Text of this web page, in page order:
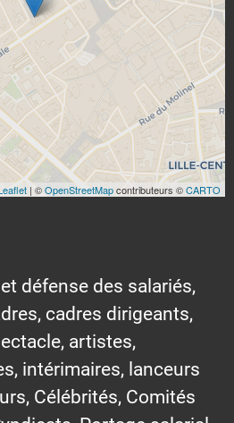
| ©OpenStreetMapcontributeurs ©CARTO
défense des salariés,
cadres dirigeants,
artistes,
intérimaires, lanceurs
Célébrités, Comités